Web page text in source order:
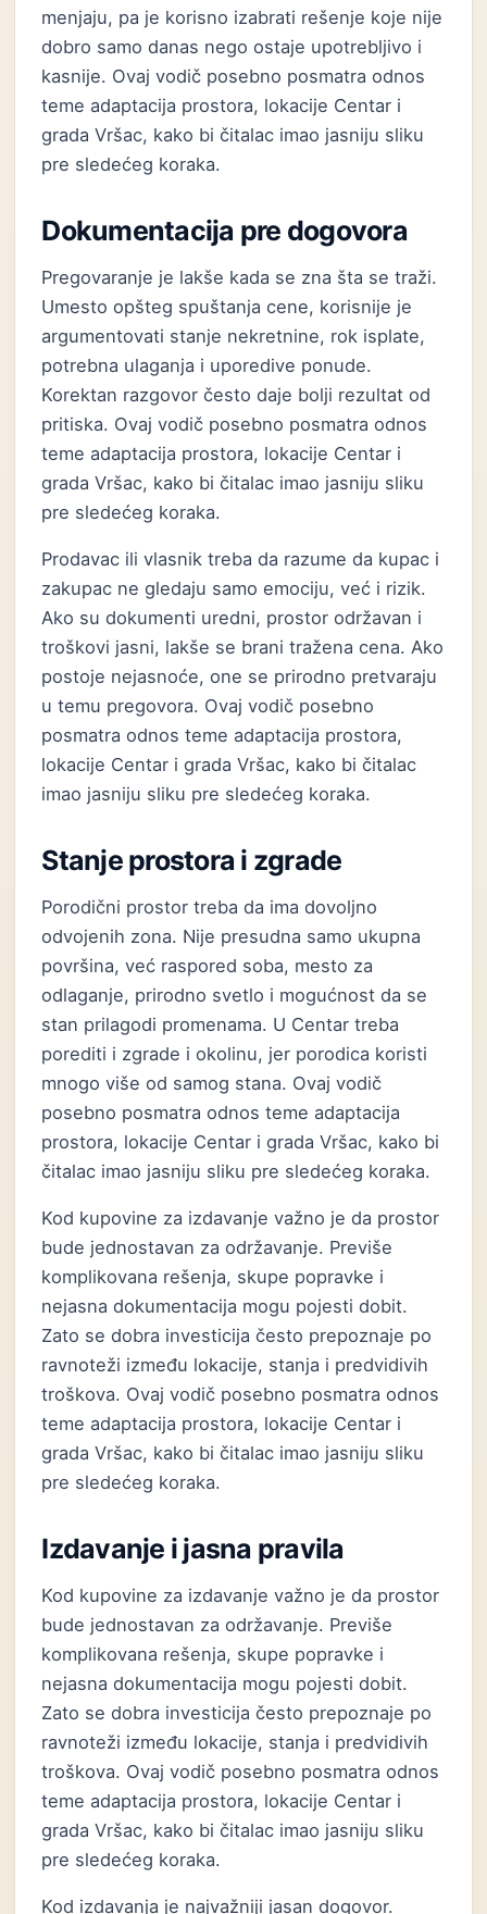
menjaju, pa je korisno izabrati rešenje koje nije
dobro samo danas nego ostaje upotrebljivo i
kasnije. Ovaj vodič posebno posmatra odnos
teme adaptacija prostora, lokacije Centar i
grada Vršac, kako bi čitalac imao jasniju sliku
pre sledećeg koraka.
Dokumentacija pre dogovora
Pregovaranje je lakše kada se zna šta se traži.
Umesto opšteg spuštanja cene, korisnije je
argumentovati stanje nekretnine, rok isplate,
potrebna ulaganja i uporedive ponude.
Korektan razgovor često daje bolji rezultat od
pritiska. Ovaj vodič posebno posmatra odnos
teme adaptacija prostora, lokacije Centar i
grada Vršac, kako bi čitalac imao jasniju sliku
pre sledećeg koraka.
Prodavac ili vlasnik treba da razume da kupac i
zakupac ne gledaju samo emociju, već i rizik.
Ako su dokumenti uredni, prostor održavan i
troškovi jasni, lakše se brani tražena cena. Ako
postoje nejasnoće, one se prirodno pretvaraju
u temu pregovora. Ovaj vodič posebno
posmatra odnos teme adaptacija prostora,
lokacije Centar i grada Vršac, kako bi čitalac
imao jasniju sliku pre sledećeg koraka.
Stanje prostora i zgrade
Porodični prostor treba da ima dovoljno
odvojenih zona. Nije presudna samo ukupna
površina, već raspored soba, mesto za
odlaganje, prirodno svetlo i mogućnost da se
stan prilagodi promenama. U Centar treba
porediti i zgrade i okolinu, jer porodica koristi
mnogo više od samog stana. Ovaj vodič
posebno posmatra odnos teme adaptacija
prostora, lokacije Centar i grada Vršac, kako bi
čitalac imao jasniju sliku pre sledećeg koraka.
Kod kupovine za izdavanje važno je da prostor
bude jednostavan za održavanje. Previše
komplikovana rešenja, skupe popravke i
nejasna dokumentacija mogu pojesti dobit.
Zato se dobra investicija često prepoznaje po
ravnoteži između lokacije, stanja i predvidivih
troškova. Ovaj vodič posebno posmatra odnos
teme adaptacija prostora, lokacije Centar i
grada Vršac, kako bi čitalac imao jasniju sliku
pre sledećeg koraka.
Izdavanje i jasna pravila
Kod kupovine za izdavanje važno je da prostor
bude jednostavan za održavanje. Previše
komplikovana rešenja, skupe popravke i
nejasna dokumentacija mogu pojesti dobit.
Zato se dobra investicija često prepoznaje po
ravnoteži između lokacije, stanja i predvidivih
troškova. Ovaj vodič posebno posmatra odnos
teme adaptacija prostora, lokacije Centar i
grada Vršac, kako bi čitalac imao jasniju sliku
pre sledećeg koraka.
Kod izdavanja je najvažniji jasan dogovor.